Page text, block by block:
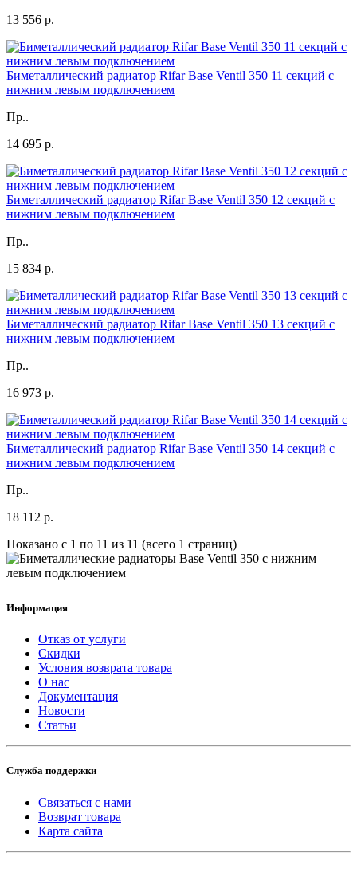
13 556 р.
Биметаллический радиатор Rifar Base Ventil 350 11 секций с
нижним левым подключением
Пр..
14 695 р.
Биметаллический радиатор Rifar Base Ventil 350 12 секций с
нижним левым подключением
Пр..
15 834 р.
Биметаллический радиатор Rifar Base Ventil 350 13 секций с
нижним левым подключением
Пр..
16 973 р.
Биметаллический радиатор Rifar Base Ventil 350 14 секций с
нижним левым подключением
Пр..
18 112 р.
Показано с 1 по 11 из 11 (всего 1 страниц)
Информация
Отказ от услуги
Скидки
Условия возврата товара
О нас
Документация
Новости
Статьи
Служба поддержки
Связаться с нами
Возврат товара
Карта сайта